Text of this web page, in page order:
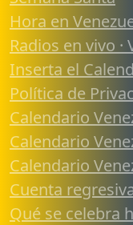
Hora en
Radios en vivo ·
Inserta el
Política de
Calendario
Calendario
Calendario
Cuenta
Qué se celebra